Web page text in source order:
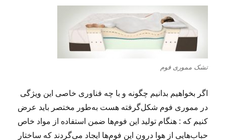
تشک مموری فوم
اگر بخواهیم بدانیم چگونه و با چه فناوری خاصی این ویژگی
در مموری فوم شکل‌گرفته هست به‌طور مختصر باید عرض
کنیم که : هنگام تولید این فوم‌ها ضمن استفاده از مواد خاص
حباب‌هایی از هوا درون این فوم‌ها ایجاد می‌گردند که ساختار